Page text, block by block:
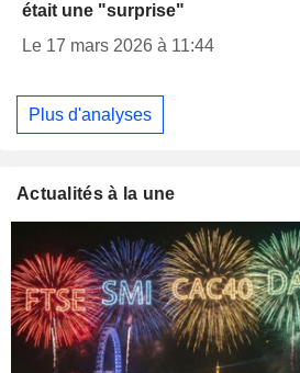
était une "surprise"
Le 17 mars 2026 à 11:44
Plus d'analyses
Actualités à la une